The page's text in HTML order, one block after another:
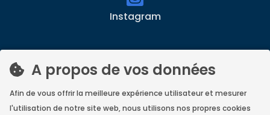
A propos de vos données
Afin de vous offrir la meilleure expérience utilisateur et mesurer
l'utilisation de notre site web, nous utilisons nos propres cookies
Instagram
Accueil
Nos engagements
Vos questions